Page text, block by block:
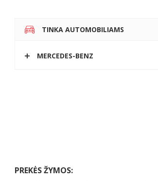
TINKA AUTOMOBILIAMS
MERCEDES-BENZ
PREKĖS ŽYMOS: